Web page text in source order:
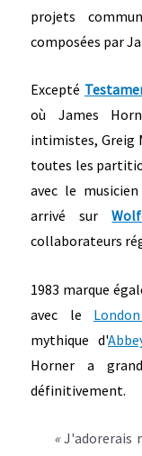
projets
composées par
Excepté
où James
intimistes, Greig
toutes les
avec le
arrivé sur
collaborateurs
1983 marque
avec le
mythique d'
Horner a
définitivement.
«J'adorerais